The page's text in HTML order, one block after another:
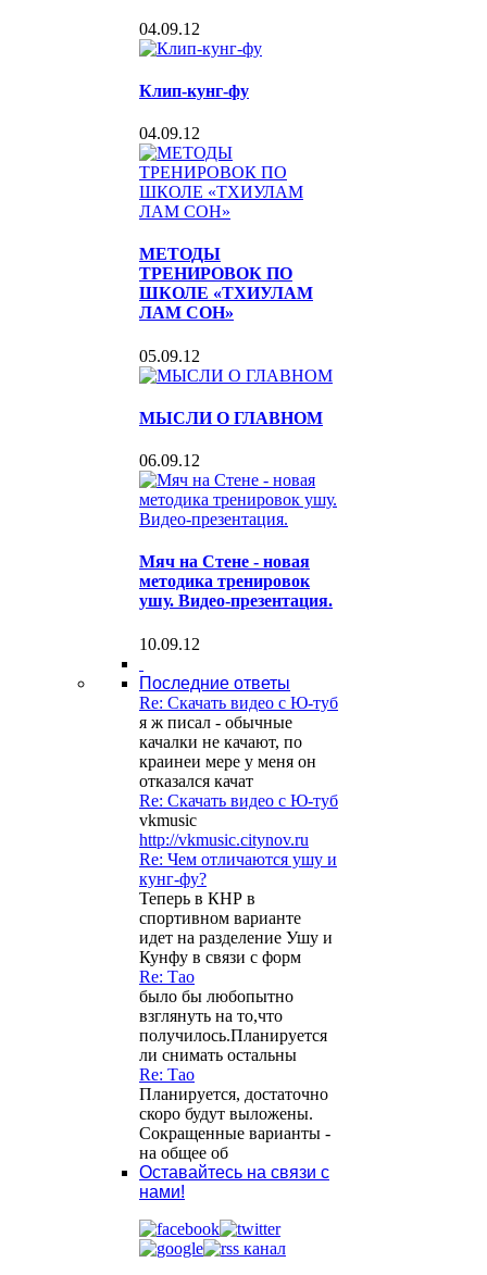
04.09.12
Клип-кунг-фу
04.09.12
МЕТОДЫ
ТРЕНИРОВОК ПО
ШКОЛЕ «ТХИУЛАМ
ЛАМ СОН»
05.09.12
МЫСЛИ О ГЛАВНОМ
06.09.12
Мяч на Стене - новая
методика тренировок
ушу. Видео-презентация.
10.09.12
Последние ответы
Re: Скачать видео с Ю-туб
я ж писал - обычные
качалки не качают, по
краинеи мере у меня он
отказался качат
Re: Скачать видео с Ю-туб
vkmusic
http://vkmusic.citynov.ru
Re: Чем отличаются ушу и
кунг-фу?
Теперь в КНР в
спортивном варианте
идет на разделение Ушу и
Кунфу в связи с форм
Re: Тао
было бы любопытно
взглянуть на то,что
получилось.Планируется
ли снимать остальны
Re: Тао
Планируется, достаточно
скоро будут выложены.
Сокращенные варианты -
на общее об
Оставайтесь на связи с
нами!